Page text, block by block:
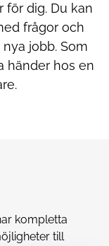
för dig. Du kan
frågor och
jobb. Som
händer hos en
kompletta
till